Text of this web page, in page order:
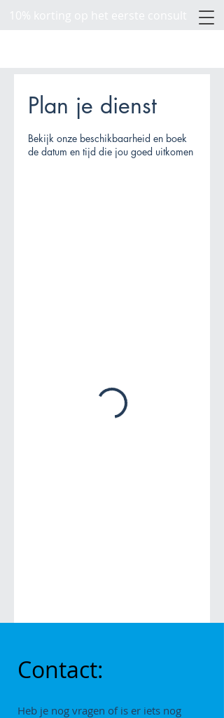
Plan je dienst
Bekijk onze beschikbaarheid en boek
de datum en tijd die jou goed uitkomen
Contact:
Heb je nog vragen of is er iets nog